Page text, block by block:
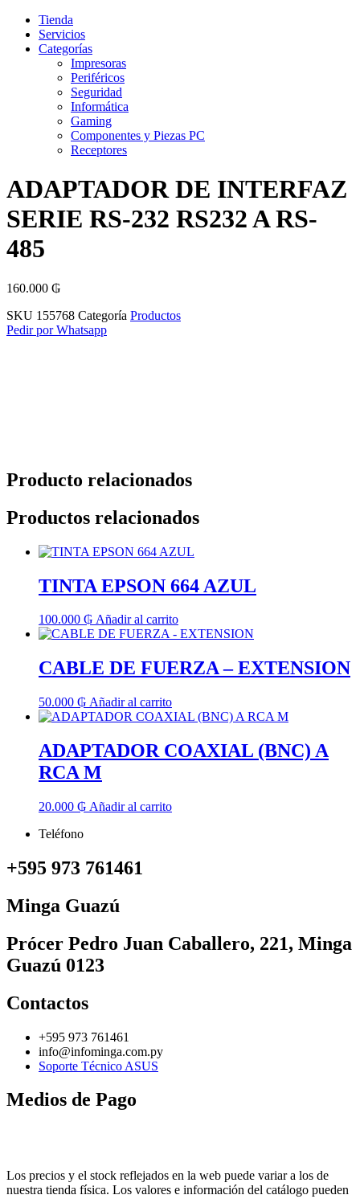
Tienda
Servicios
Categorías
Impresoras
Periféricos
Seguridad
Informática
Gaming
Componentes y Piezas PC
Receptores
ADAPTADOR DE INTERFAZ
SERIE RS-232 RS232 A RS-
485
160.000 ₲
SKU 155768 Categoría Productos
Pedir por Whatsapp
Producto relacionados
Productos relacionados
TINTA EPSON 664 AZUL
100.000 ₲ Añadir al carrito
CABLE DE FUERZA – EXTENSION
50.000 ₲ Añadir al carrito
ADAPTADOR COAXIAL (BNC) A
RCA M
20.000 ₲ Añadir al carrito
Teléfono
+595 973 761461
Minga Guazú
Prócer Pedro Juan Caballero, 221, Minga
Guazú 0123
Contactos
+595 973 761461
info@infominga.com.py
Soporte Técnico ASUS
Medios de Pago
Los precios y el stock reflejados en la web puede variar a los de
nuestra tienda física. Los valores e información del catálogo pueden